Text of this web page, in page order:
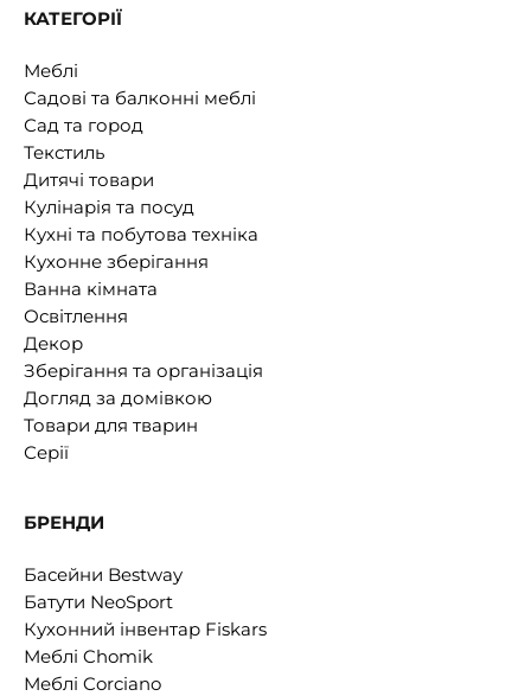
КАТЕГОРІЇ
Меблі
Садові та балконні меблі
Сад та город
Текстиль
Дитячі товари
Кулінарія та посуд
Кухні та побутова техніка
Кухонне зберігання
Ванна кімната
Освітлення
Декор
Зберігання та організація
Догляд за домівкою
Товари для тварин
Серії
БРЕНДИ
Басейни Bestway
Батути NeoSport
Кухонний інвентар Fiskars
Меблі Chomik
Меблі Corciano